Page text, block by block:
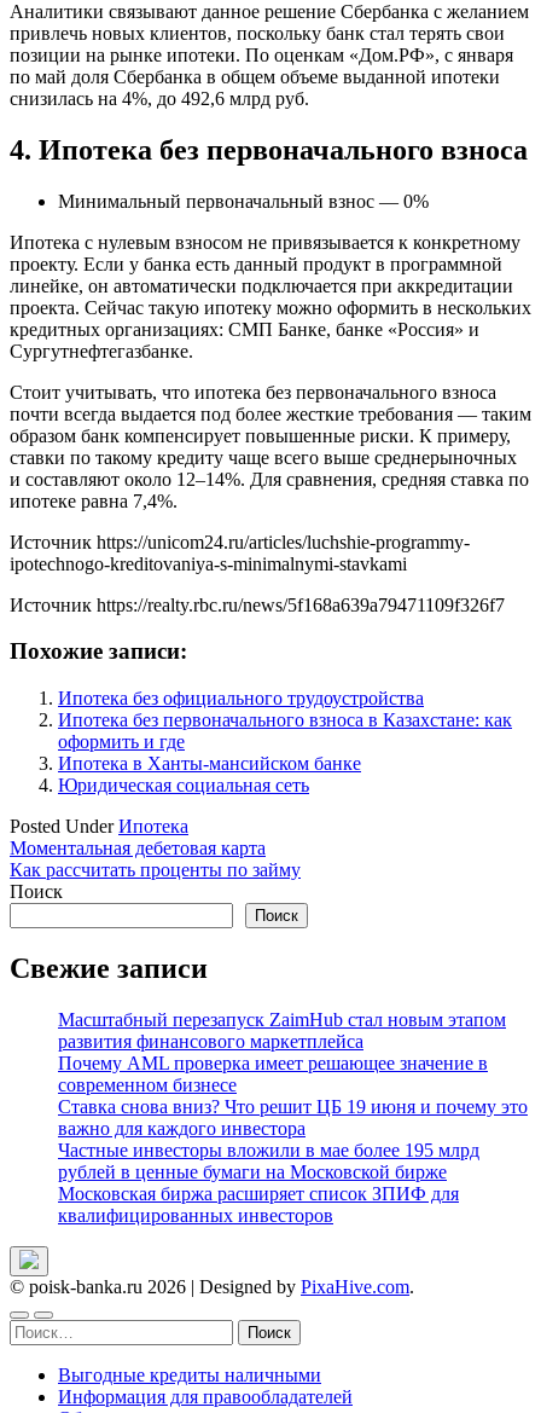
Аналитики связывают данное решение Сбербанка с желанием
привлечь новых клиентов, поскольку банк стал терять свои
позиции на рынке ипотеки. По оценкам «Дом.РФ», с января
по май доля Сбербанка в общем объеме выданной ипотеки
снизилась на 4%, до 492,6 млрд руб.
4. Ипотека без первоначального взноса
Минимальный первоначальный взнос — 0%
Ипотека с нулевым взносом не привязывается к конкретному
проекту. Если у банка есть данный продукт в программной
линейке, он автоматически подключается при аккредитации
проекта. Сейчас такую ипотеку можно оформить в нескольких
кредитных организациях: СМП Банке, банке «Россия» и
Сургутнефтегазбанке.
Стоит учитывать, что ипотека без первоначального взноса
почти всегда выдается под более жесткие требования — таким
образом банк компенсирует повышенные риски. К примеру,
ставки по такому кредиту чаще всего выше среднерыночных
и составляют около 12–14%. Для сравнения, средняя ставка по
ипотеке равна 7,4%.
Источник https://unicom24.ru/articles/luchshie-programmy-
ipotechnogo-kreditovaniya-s-minimalnymi-stavkami
Источник https://realty.rbc.ru/news/5f168a639a79471109f326f7
Похожие записи:
Ипотека без официального трудоустройства
Ипотека без первоначального взноса в Казахстане: как
оформить и где
Ипотека в Ханты-мансийском банке
Юридическая социальная сеть
Posted UnderИпотека
Навигация
по
Моментальная дебетовая карта
Как рассчитать проценты по займу
Поиск
Поиск
Свежие записи
Масштабный перезапуск ZaimHub стал новым этапом
развития финансового маркетплейса
Почему AML проверка имеет решающее значение в
современном бизнесе
Ставка снова вниз? Что решит ЦБ 19 июня и почему это
важно для каждого инвестора
Частные инвесторы вложили в мае более 195 млрд
рублей в ценные бумаги на Московской бирже
Московская биржа расширяет список ЗПИФ для
квалифицированных инвесторов
© poisk-banka.ru 2026 | Designed by PixaHive.com.
Найти:
Выгодные кредиты наличными
Информация для правообладателей